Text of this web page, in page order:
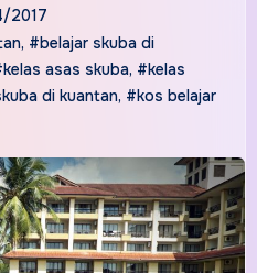
2017
, #belajar skuba di
asas skuba, #kelas
di kuantan, #kos belajar